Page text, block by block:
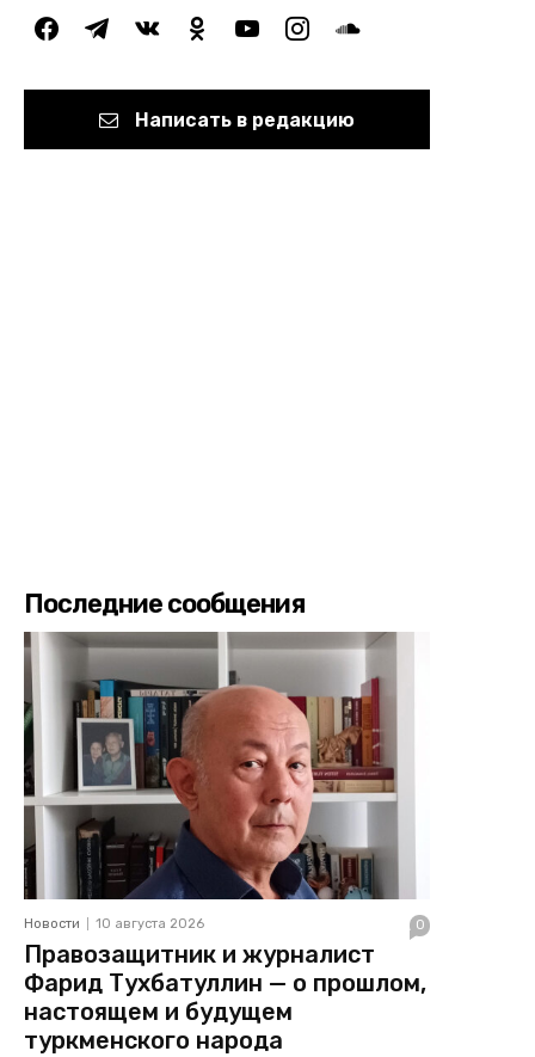
facebooktelegramvkontakteodnoklassniki
youtubeinstagramsoundcloud
Написать в редакцию
Последние сообщения
Новости 10 августа 2026 0
Правозащитник и журналист
Фарид Тухбатуллин — о прошлом,
настоящем и будущем
туркменского народа